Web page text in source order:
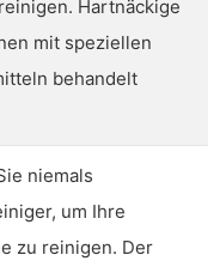
Hartnäckige
mit speziellen
behandelt
niemals
um Ihre
zu reinigen. Der